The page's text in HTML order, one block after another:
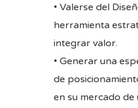
• Valerse del
herramienta
integrar valor.
• Generar una
de
en su mercado de